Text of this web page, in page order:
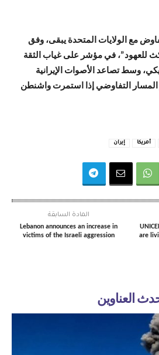
مع الولايات المتحدة يبقى، وفق
للعهود”، في مؤشر على غياب الثقة
وسط تصاعد الأصوات الإيرانية
المسار التفاوضي إذا استمرت واشنطن
أمريكا إيران
المادة السابقة
Lebanon announces an increase in
victims of the Israeli aggression
are
العناوين